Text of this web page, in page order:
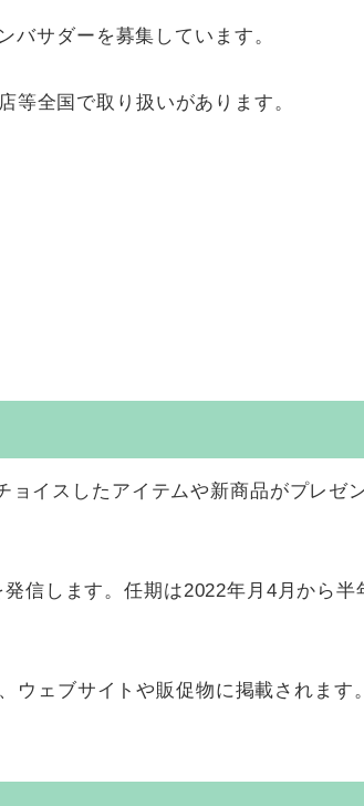
バサダーを募集しています。
等全国で取り扱いがあります。
ョイスしたアイテムや新商品がプレゼ
信します。任期は2022年月4月から半
ウェブサイトや販促物に掲載されます。